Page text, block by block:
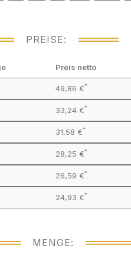
PREISE:
Preis netto
49,86 €*
33,24 €*
31,58 €*
28,25 €*
26,59 €*
24,93 €*
MENGE: